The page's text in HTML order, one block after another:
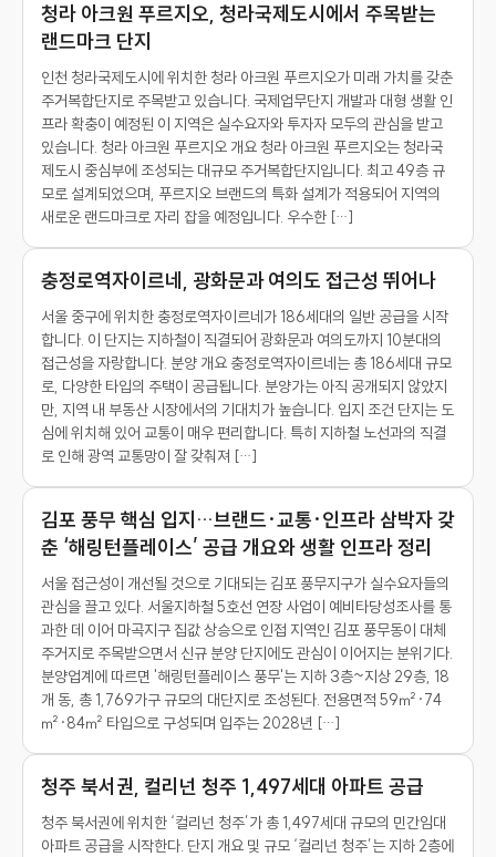
청라 아크원 푸르지오, 청라국제도시에서 주목받는
랜드마크 단지
인천 청라국제도시에 위치한 청라 아크원 푸르지오가 미래 가치를 갖춘
주거복합단지로 주목받고 있습니다. 국제업무단지 개발과 대형 생활 인
프라 확충이 예정된 이 지역은 실수요자와 투자자 모두의 관심을 받고
있습니다. 청라 아크원 푸르지오 개요 청라 아크원 푸르지오는 청라국
제도시 중심부에 조성되는 대규모 주거복합단지입니다. 최고 49층 규
모로 설계되었으며, 푸르지오 브랜드의 특화 설계가 적용되어 지역의
새로운 랜드마크로 자리 잡을 예정입니다. 우수한 […]
충정로역자이르네, 광화문과 여의도 접근성 뛰어나
서울 중구에 위치한 충정로역자이르네가 186세대의 일반 공급을 시작
합니다. 이 단지는 지하철이 직결되어 광화문과 여의도까지 10분대의
접근성을 자랑합니다. 분양 개요 충정로역자이르네는 총 186세대 규모
로, 다양한 타입의 주택이 공급됩니다. 분양가는 아직 공개되지 않았지
만, 지역 내 부동산 시장에서의 기대치가 높습니다. 입지 조건 단지는 도
심에 위치해 있어 교통이 매우 편리합니다. 특히 지하철 노선과의 직결
로 인해 광역 교통망이 잘 갖춰져 […]
김포 풍무 핵심 입지…브랜드·교통·인프라 삼박자 갖
춘 ‘해링턴플레이스’ 공급 개요와 생활 인프라 정리
서울 접근성이 개선될 것으로 기대되는 김포 풍무지구가 실수요자들의
관심을 끌고 있다. 서울지하철 5호선 연장 사업이 예비타당성조사를 통
과한 데 이어 마곡지구 집값 상승으로 인접 지역인 김포 풍무동이 대체
주거지로 주목받으면서 신규 분양 단지에도 관심이 이어지는 분위기다.
분양업계에 따르면 '해링턴플레이스 풍무'는 지하 3층~지상 29층, 18
개 동, 총 1,769가구 규모의 대단지로 조성된다. 전용면적 59㎡·74
㎡·84㎡ 타입으로 구성되며 입주는 2028년 […]
청주 북서권, 컬리넌 청주 1,497세대 아파트 공급
청주 북서권에 위치한 ‘컬리넌 청주’가 총 1,497세대 규모의 민간임대
아파트 공급을 시작한다. 단지 개요 및 규모 ‘컬리넌 청주’는 지하 2층에